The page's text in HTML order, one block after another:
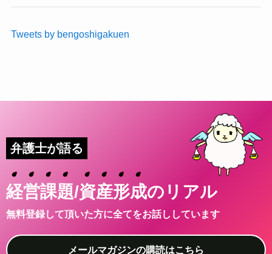
Tweets by bengoshigakuen
弁護士が語る
経営課題/資産形成のリアル
無料登録して頂いた方に全てをお話ししています
メールマガジンの購読はこちら